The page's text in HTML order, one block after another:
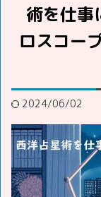
術を仕事
ロスコー
2024/06/02